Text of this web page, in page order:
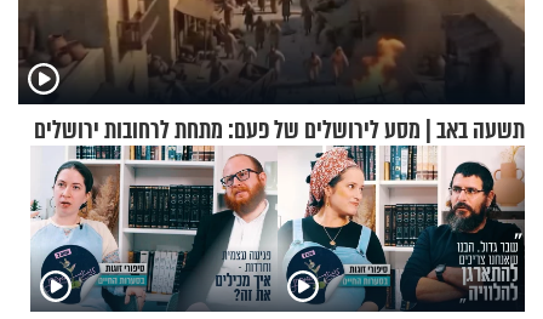
תשעה באב | מסע לירושלים של פעם: מתחת לרחובות ירושלים